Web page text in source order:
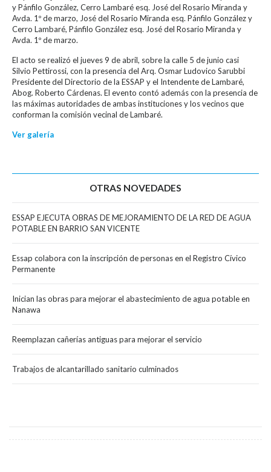
y Pánfilo González, Cerro Lambaré esq. José del Rosario Miranda y
Avda. 1º de marzo, José del Rosario Miranda esq. Pánfilo González y
Cerro Lambaré, Pánfilo González esq. José del Rosario Miranda y
Avda. 1º de marzo.
El acto se realizó el jueves 9 de abril, sobre la calle 5 de junio casi
Silvio Pettirossi, con la presencia del Arq. Osmar Ludovico Sarubbi
Presidente del Directorio de la ESSAP y el Intendente de Lambaré,
Abog. Roberto Cárdenas. El evento contó además con la presencia de
las máximas autoridades de ambas instituciones y los vecinos que
conforman la comisión vecinal de Lambaré.
Ver galería
OTRAS NOVEDADES
ESSAP EJECUTA OBRAS DE MEJORAMIENTO DE LA RED DE AGUA
POTABLE EN BARRIO SAN VICENTE
Essap colabora con la inscripción de personas en el Registro Cívico
Permanente
Inician las obras para mejorar el abastecimiento de agua potable en
Nanawa
Reemplazan cañerías antiguas para mejorar el servicio
Trabajos de alcantarillado sanitario culminados